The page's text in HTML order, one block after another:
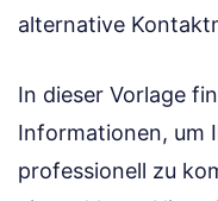
alternative
In dieser Vorlage
Informationen, um
professionell zu